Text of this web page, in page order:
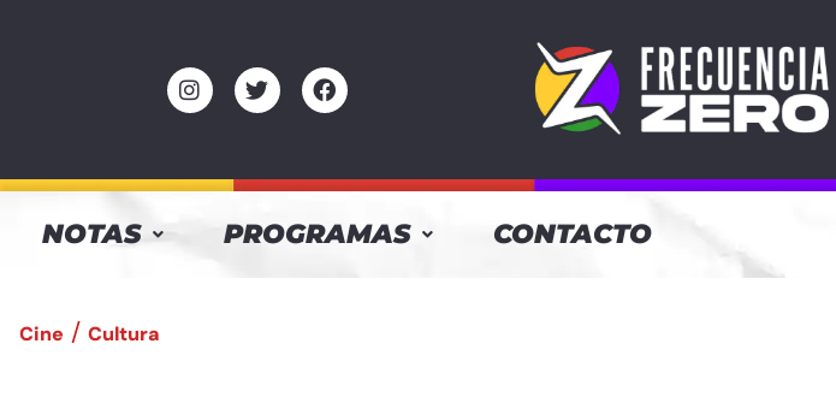
NOTAS PROGRAMAS CONTACTO
Cine / Cultura